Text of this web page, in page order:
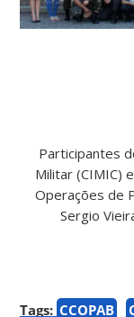
Participantes
Militar (CIMIC)
Operações de
Sergio
Tags: CCOPAB